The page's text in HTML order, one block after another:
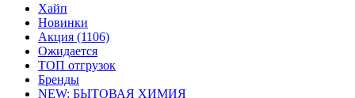
Хайп
Новинки
Акция (1106)
Ожидается
ТОП отгрузок
Бренды
NEW: БЫТОВАЯ ХИМИЯ